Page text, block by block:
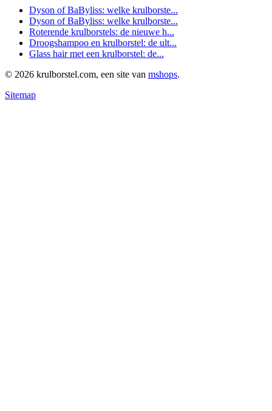
Dyson of BaByliss: welke krulborste...
Dyson of BaByliss: welke krulborste...
Roterende krulborstels: de nieuwe h...
Droogshampoo en krulborstel: de ult...
Glass hair met een krulborstel: de...
© 2026 krulborstel.com, een site van mshops.
Sitemap